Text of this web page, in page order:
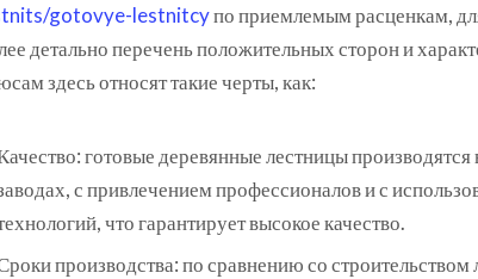
gotovye-lestnitcyпо приемлемым расценкам,
детально перечень положительных сторон и
здесь относят такие черты, как:
готовые деревянные лестницы
с привлечением профессионалов и с
что гарантирует высокое качество.
производства: по сравнению со строительством